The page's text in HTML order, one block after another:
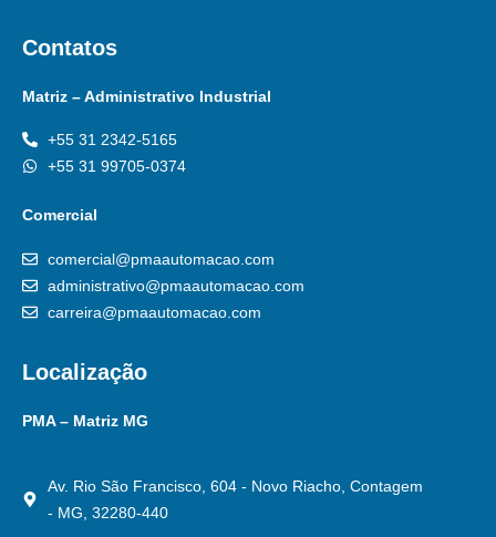
Contatos
Matriz – Administrativo Industrial
+55 31 2342-5165
+55 31 99705-0374
Comercial
comercial@pmaautomacao.com
administrativo@pmaautomacao.com
carreira@pmaautomacao.com
Localização
PMA – Matriz MG
Av. Rio São Francisco, 604 - Novo Riacho, Contagem
- MG, 32280-440